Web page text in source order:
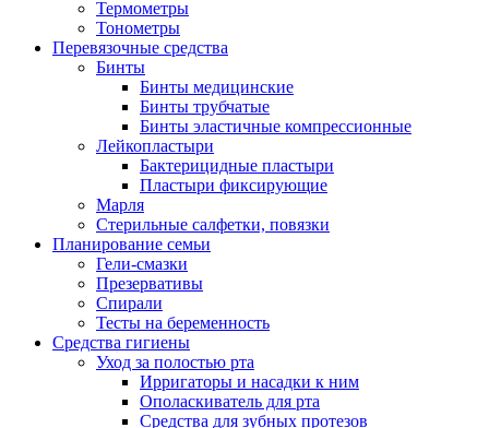
Термометры
Тонометры
Перевязочные средства
Бинты
Бинты медицинские
Бинты трубчатые
Бинты эластичные компрессионные
Лейкопластыри
Бактерицидные пластыри
Пластыри фиксирующие
Марля
Стерильные салфетки, повязки
Планирование семьи
Гели-смазки
Презервативы
Спирали
Тесты на беременность
Средства гигиены
Уход за полостью рта
Ирригаторы и насадки к ним
Ополаскиватель для рта
Средства для зубных протезов